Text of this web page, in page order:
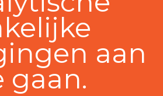
aan
gaan.